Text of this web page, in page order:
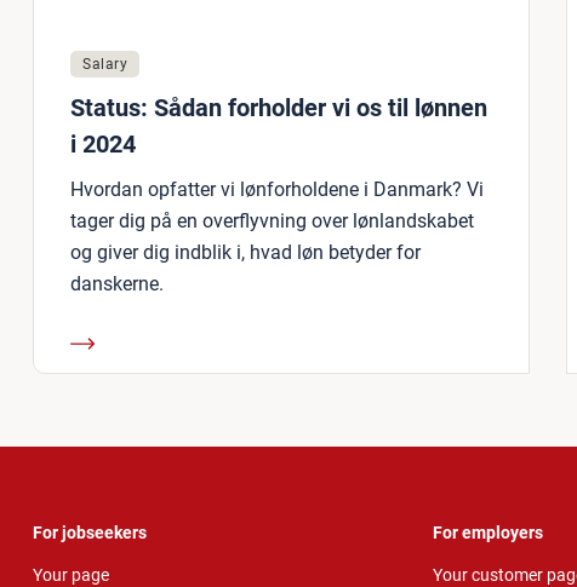
Salary
Status: Sådan forholder vi os til lønnen
i 2024
Hvordan opfatter vi lønforholdene i Danmark? Vi
tager dig på en overflyvning over lønlandskabet
og giver dig indblik i, hvad løn betyder for
danskerne.
For jobseekers
Your page
For employers
Your customer